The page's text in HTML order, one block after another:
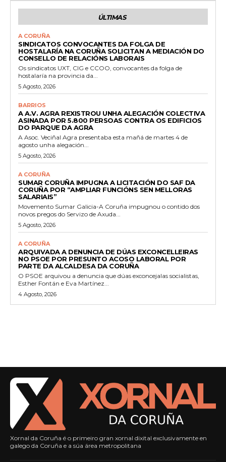
ÚLTIMAS
A CORUÑA
SINDICATOS CONVOCANTES DA FOLGA DE
HOSTALARÍA NA CORUÑA SOLICITAN A MEDIACIÓN DO
CONSELLO DE RELACIÓNS LABORAIS
Os sindicatos UXT, CIG e CCOO, convocantes da folga de
hostalaría na provincia da...
5 Agosto, 2026
BARRIOS
A A.V. AGRA REXISTROU UNHA ALEGACIÓN COLECTIVA
ASINADA POR 5.800 PERSOAS CONTRA OS EDIFICIOS
DO PARQUE DA AGRA
A Asoc. Veciñal Agra presentaba esta mañá de martes 4 de
agosto unha alegación...
5 Agosto, 2026
A CORUÑA
SUMAR CORUÑA IMPUGNA A LICITACIÓN DO SAF DA
CORUÑA POR “AMPLIAR FUNCIÓNS SEN MELLORAS
SALARIAIS”
Movemento Sumar Galicia-A Coruña impugnou o contido dos
novos pregos do Servizo de Axuda...
5 Agosto, 2026
A CORUÑA
ARQUIVADA A DENUNCIA DE DÚAS EXCONCELLEIRAS
NO PSOE POR PRESUNTO ACOSO LABORAL POR
PARTE DA ALCALDESA DA CORUÑA
O PSOE arquivou a denuncia que dúas exconcejalas socialistas,
Esther Fontán e Eva Martínez...
4 Agosto, 2026
Xornal da Coruña é o primeiro gran xornal dixital exclusivamente en
galego da Coruña e a súa área metropolitana